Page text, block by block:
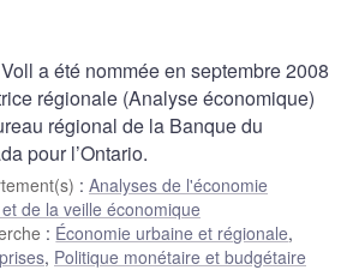
a été nommée en septembre 2008
régionale (Analyse économique)
régional de la Banque du
pour l’Ontario.
: Analyses de l'économie
de la veille économique
: Économie urbaine et régionale,
, Politique monétaire et budgétaire